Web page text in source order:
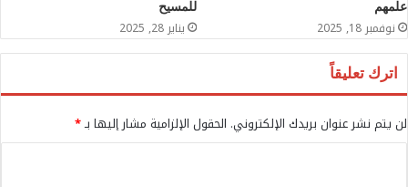
علمهم
نوفمبر 18, 2025
للمسيح
يناير 28, 2025
اترك تعليقاً
لن يتم نشر عنوان بريدك الإلكتروني. الحقول الإلزامية مشار إليها بـ*